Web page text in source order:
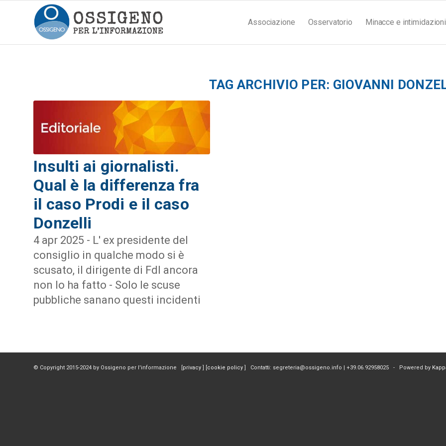
Associazione Osservatorio Minacce e intimidazioni
TAG ARCHIVIO PER: GIOVANNI
Insulti ai giornalisti.
Qual è la differenza fra
il caso Prodi e il caso
Donzelli
4 apr 2025 - L' ex presidente del
consiglio in qualche modo si è
scusato, il dirigente di FdI ancora
non lo ha fatto - Solo le scuse
pubbliche sanano questi incidenti
© Copyright 2015-2024 by Ossigeno per l'informazione [privacy ] [cookie policy ] Contatti: segreteria@ossigeno.info | +39.06.92958025 - Powered by